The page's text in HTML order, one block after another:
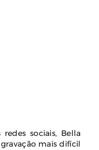
sociais, Bella
mais difícil